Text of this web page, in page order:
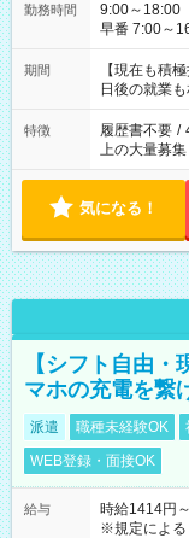
勤務時間
9:00～18:00（休憩60分） ■ご
早番 7:00～16:00 遅
い」 「余裕
たくない」 な
の方へ 今ご
の勤務時間
期間
【現在も積
日後の就業
特徴 履歴書不要 /
上の大量募集
気になる！
【シフト自由
マホの充電を繋
派遣 職種未経験OK
WEB登録・面接OK
給与
時給1414円
※規定による